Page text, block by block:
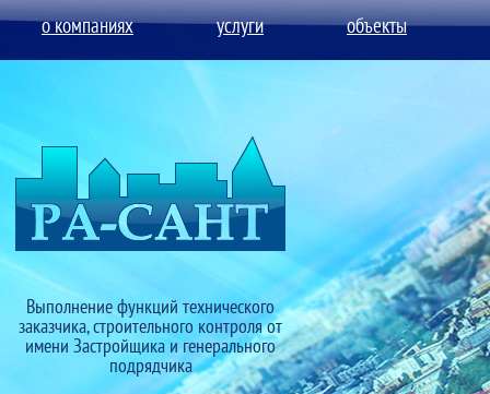
о компаниях услуги объекты
Выполнение функций технического
заказчика, строительного контроля от
имени Застройщика и генерального
подрядчика